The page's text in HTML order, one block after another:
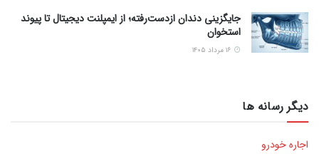
جایگزینی دندان ازدست‌رفته؛ از ایمپلنت دیجیتال تا پیوند
استخوان
دیگر رسانه ها
اجاره خودرو